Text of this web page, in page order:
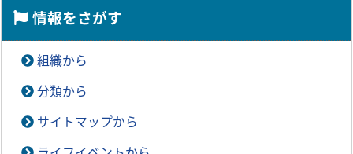
情報をさがす
組織から
分類から
サイトマップから